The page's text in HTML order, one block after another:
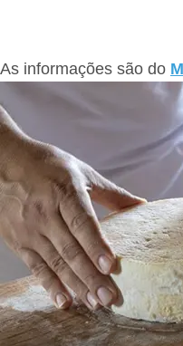
As informações são do